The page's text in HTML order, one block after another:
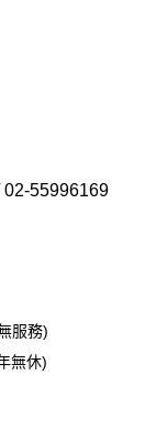
02-55996169
服務)
無休)